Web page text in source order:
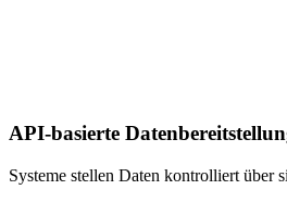
API-basierte
Systeme stellen Daten kontrolliert über